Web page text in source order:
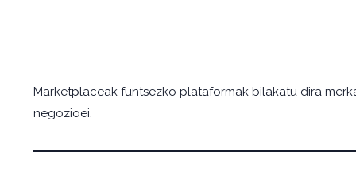
Marketplaceak funtsezko plataformak bilakatu dira
negozioei.